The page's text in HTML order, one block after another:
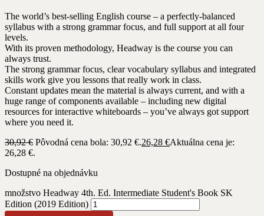
The world’s best-selling English course – a perfectly-balanced
syllabus with a strong grammar focus, and full support at all four
levels.
With its proven methodology, Headway is the course you can
always trust.
The strong grammar focus, clear vocabulary syllabus and integrated
skills work give you lessons that really work in class.
Constant updates mean the material is always current, and with a
huge range of components available – including new digital
resources for interactive whiteboards – you’ve always got support
where you need it.
30,92€ Pôvodná cena bola: 30,92 €.26,28 €Aktuálna cena je:
26,28 €.
Dostupné na objednávku
množstvo Headway 4th. Ed. Intermediate Student's Book SK
Edition (2019 Edition)